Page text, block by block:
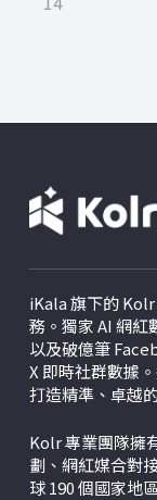
iKala 旗下的
務。獨家 AI 網紅
以及破億筆
X 即時社群數據
打造精準、卓越
Kolr 專業團隊擁
劃、網紅媒合對
球 190 個國家地